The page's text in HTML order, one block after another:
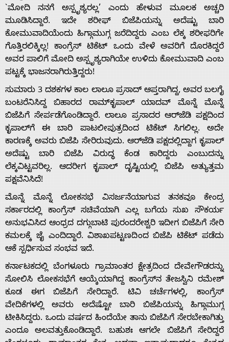
`ಮೋದಿ ನನಗೆ ಅಸ್ಪೃಶ್ಯರಲ್ಲ’ ಎಂದು ಹೇಳುವ ಮೂಲಕ ಅಚ್ಚರಿ
ಮೂಡಿಸಿದ್ದಾರೆ. ಇದೇ ಶರೀಫ್ ಬಿಜೆಪಿಯನ್ನು ಅದೆಷ್ಟು ಬಾರಿ
ಕೋಮುವಾದಿಯೆಂದು ಹಿಗ್ಗಾಮುಗ್ಗ ಜರೆದಿದ್ದರು ಎಂಬ ಲೆಕ್ಕ ಶರೀಫರಿಗೇ
ಗೊತ್ತಿರಲಿಕ್ಕಿಲ್ಲ! ಕಾಂಗ್ರೆಸ್ ಟಿಕೆಟ್ ಒಂದು ವೇಳೆ ಅವರಿಗೆ ದೊರಕಿದ್ದರೆ
ಅವರ ಪಾಲಿಗೆ ಮೋದಿ ಅಸ್ಪೃಶ್ಯರಾಗಿಯೇ ಉಳಿದು ಕೋಮುವಾದಿ ಎಂಬ
ಪಟ್ಟಕ್ಕೆ ಭಾಜನರಾಗಿರುತ್ತಿದ್ದರು!
ಸುಮಾರು 3 ದಶಕಗಳ ಕಾಲ ಲಾಲೂ ಪ್ರಸಾದ್ ಆಪ್ತರಾಗಿದ್ದ, ಅವರ ಬಲಗೈ
ಬಂಟರೆನಿಸಿದ್ದ ಬಿಹಾರದ ರಾಮ್‌ಕೃಪಾಲ್ ಯಾದವ್ ಮೊನ್ನೆ ಮೊನ್ನೆ
ಬಿಜೆಪಿಗೆ ಸೇರ್ಪಡೆಗೊಂಡಿದ್ದಾರೆ. ಲಾಲೂ ಪ್ರಸಾದರ ಆರ್‌ಜೆಡಿ ಪಕ್ಷದಿಂದ
ಕೃಪಾಲ್‌ಗೆ ಈ ಬಾರಿ ಪಾಟಲೀಪುತ್ರದಿಂದ ಟಿಕೆಟ್ ಸಿಗಲಿಲ್ಲ. ಅದೇ
ಕಾರಣಕ್ಕೆ ಅವರು ಬಿಜೆಪಿ ಸೇರಿರುವುದು. ಆರ್‌ಜೆಡಿ ಪಕ್ಷದಲ್ಲಿದ್ದಾಗ ಕೃಪಾಲ್
ಅದೆಷ್ಟು ಬಾರಿ ಬಿಜೆಪಿ ವಿರುದ್ಧ ಕೆಂಡ ಕಾರಿದ್ದರು ಎಂಬುದನ್ನು
ಲೆಕ್ಕವಿಟ್ಟವರಿಲ್ಲ. ಆದರೀಗ ಕೃಪಾಲ್ ದೃಷ್ಟಿಯಲ್ಲಿ ಬಿಜೆಪಿ ಅತ್ಯುತ್ತಮ
ಪಕ್ಷವೆನಿಸಿದೆ!
ಮೊನ್ನೆ ಮೊನ್ನೆ ಲೋಕಸಭೆ ವಿಸರ್ಜನೆಯಾಗುವ ತನಕವೂ ಕೇಂದ್ರ
ಸರ್ಕಾರದಲ್ಲಿ ಕಾಂಗ್ರೆಸ್ ಸಚಿವೆಯಾಗಿ ಎಲ್ಲ ಬಗೆಯ ಸುಖ ಸೌಕರ್ಯ
ಅನುಭವಿಸಿದ ಆಂಧ್ರದ ದಗ್ಗುಬಾಟಿ ಪುರಂದರೇಶ್ವರಿ ಇದೀಗ ಬಿಜೆಪಿಗೆ ಸೇರಿ
ಕಮಲಕ್ಕೆ ಜೈ ಎಂದಿದ್ದಾರೆ. ವಿಶಾಖಪಟ್ಟಣದಿಂದ ಬಿಜೆಪಿ ಟಿಕೆಟ್ ಪಡೆದು
ಆಕೆ ಸ್ಪರ್ಧಿಸುವ ಸಂಭವ ಇದೆ.
ಕರ್ನಾಟಕದಲ್ಲಿ ಬೆಂಗಳೂರು ಗ್ರಾಮಾಂತರ ಕ್ಷೇತ್ರದಿಂದ ದೇವೇಗೌಡರನ್ನು
ಸೋಲಿಸಿ ಲೋಕಸಭೆಗೆ ಆಯ್ಕೆಯಾಗಿದ್ದ ಕಾಂಗ್ರೆಸ್‌ನ ತೇಜಸ್ವಿನಿ ರಮೇಶ್
ಕೂಡ ಈಗ ಬಿಜೆಪಿಗೆ ಸೇರಿದ್ದಾರೆ. ಟಿವಿ ಚರ್ಚೆಗಳಲ್ಲಿ, ಕಾಂಗ್ರೆಸ್
ವೇದಿಕೆಗಳಲ್ಲಿ ಅವರು ಅದೆಷ್ಟೋ ಬಾರಿ ಬಿಜೆಪಿಯನ್ನು ಹಿಗ್ಗಾಮುಗ್ಗ
ಟೀಕಿಸಿದ್ದರು. ಒಂದು ವರ್ಷದ ಹಿಂದೆಯೇ ತಾನು ಬಿಜೆಪಿಗೆ ಸೇರಬೇಕಾಗಿತ್ತು
ಎಂದೂ ಅಲವತ್ತುಕೊಂಡಿದ್ದಾರೆ. ಬಹುಶಃ ಆಗಲೇ ಬಿಜೆಪಿಗೆ ಸೇರಿದ್ದರೆ